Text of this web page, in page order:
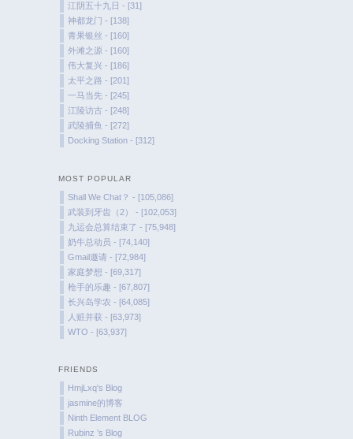
江阴五十九日 - [31]
神都龙门 - [138]
青果银丝 - [160]
外滩之源 - [160]
伟大复兴 - [186]
太平之路 - [201]
一马当先 - [245]
江陵访古 - [248]
武陵捕鱼 - [272]
Docking Station - [312]
MOST POPULAR
Shall We Chat？ - [105,086]
武装到牙齿（2） - [102,053]
九运会总算结束了 - [75,948]
奶牛总动员 - [74,140]
Gmail邀请 - [72,984]
家庭梦想 - [69,317]
枪手的乐趣 - [67,807]
长兴岛学农 - [64,085]
人赃并获 - [63,973]
WTO - [63,937]
FRIENDS
HmjLxq's Blog
jasmine的博客
Ninth Element BLOG
Rubinz ’s Blog